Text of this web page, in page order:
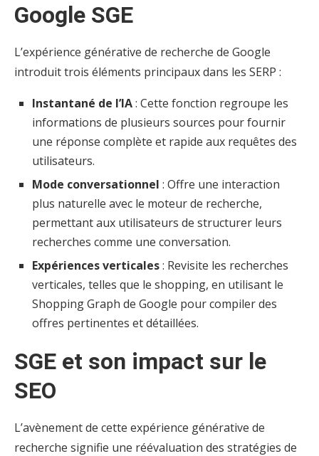
Google SGE
L’expérience générative de recherche de Google
introduit trois éléments principaux dans les SERP :
Instantané de l’IA: Cette fonction regroupe les
informations de plusieurs sources pour fournir
une réponse complète et rapide aux requêtes des
utilisateurs.
Mode conversationnel : Offre une interaction
plus naturelle avec le moteur de recherche,
permettant aux utilisateurs de structurer leurs
recherches comme une conversation.
Expériences verticales: Revisite les recherches
verticales, telles que le shopping, en utilisant le
Shopping Graph de Google pour compiler des
offres pertinentes et détaillées.
SGE et son impact sur le
SEO
L’avènement de cette expérience générative de
recherche signifie une réévaluation des stratégies de